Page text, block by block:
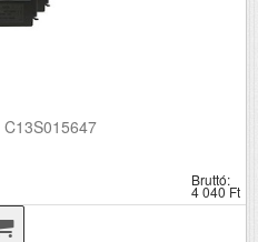
C13S015647
Bruttó:
4 040 Ft